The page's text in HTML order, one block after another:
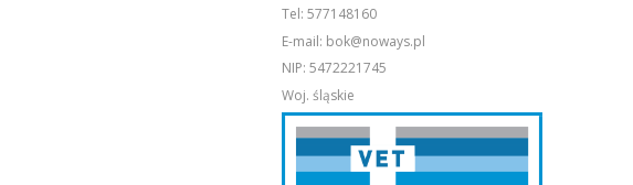
Tel: 577148160
E-mail: bok@noways.pl
NIP: 5472221745
Woj. śląskie